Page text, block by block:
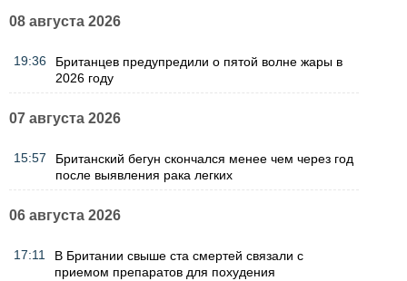
08 августа 2026
19:36
Британцев предупредили о пятой волне жары в
2026 году
07 августа 2026
15:57
Британский бегун скончался менее чем через год
после выявления рака легких
06 августа 2026
17:11
В Британии свыше ста смертей связали с
приемом препаратов для похудения